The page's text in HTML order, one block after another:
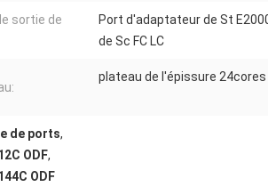
sortie de
Port d'adaptateur de St
de Sc FC LC
plateau de l'épissure 24cores
de ports,
ODF,
ODF